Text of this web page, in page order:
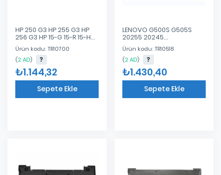
HP 250 G3 HP 255 G3 HP
256 G3 HP 15-G 15-R 15-H
15-R000 Lcd Kasa Cover +
Bezel Set
Ürün kodu: TR10700
(2 AD)
₺1.144,32
Sepete Ekle
LENOVO G500S G505S
20255 20245
AP0YB000H00 Alt Kasa
Bottom Case D Cover
Ürün kodu: TR10518
(2 AD)
₺1.430,40
Sepete Ekle